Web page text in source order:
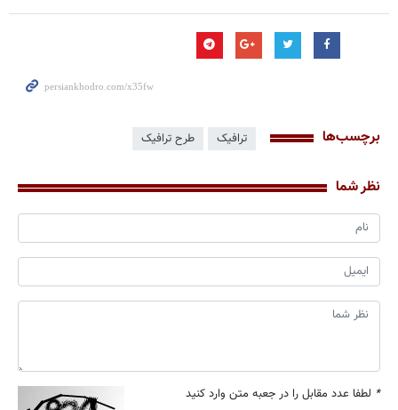
برچسب‌ها ترافیک طرح ترافیک
نظر شما
* لطفا عدد مقابل را در جعبه متن وارد کنید